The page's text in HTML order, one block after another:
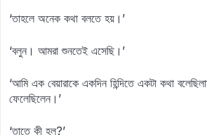
‘তাহলে অনেক কথা বলতে হয়।’
‘বলুন। আমরা শুনতেই এসেছি।’
‘আমি এক বেয়ারাকে একদিন হিন্দিতে একটা কথা
ফেলেছিলেন।’
‘তাতে কী হল?’